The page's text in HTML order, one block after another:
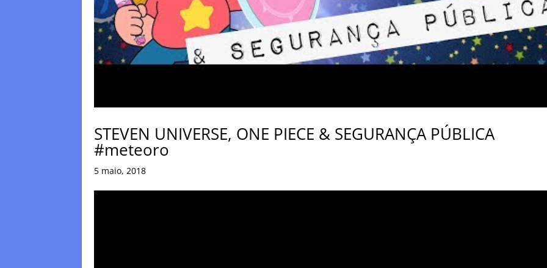
STEVEN UNIVERSE, ONE PIECE & SEGURANÇA PÚBLICA
#meteoro
5 maio, 2018